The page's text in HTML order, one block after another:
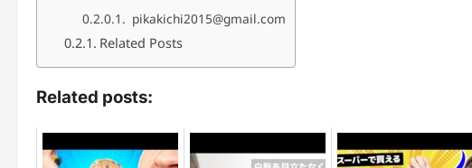
pikakichi2015@gmail.com
Related Posts
Related posts: